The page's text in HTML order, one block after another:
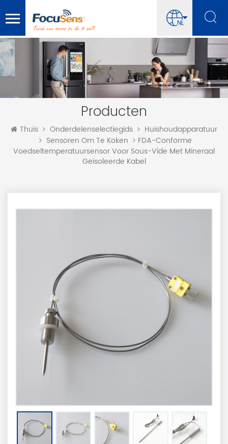
NL
Producten
Thuis Onderdelenselectiegids
Huishoudapparatuur
Sensoren Om Te Koken
FDA-Conforme
Voedseltemperatuursensor Voor Sous-Vide Met Mineraal
Geïsoleerde Kabel